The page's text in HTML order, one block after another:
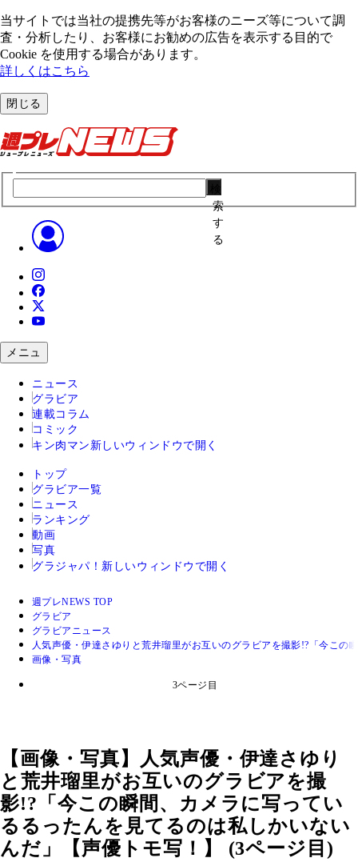
当サイトでは当社の提携先等がお客様のニーズ等について調
査・分析したり、お客様にお勧めの広告を表⽰する⽬的で
Cookie を使⽤する場合があります。
詳しくはこちら
閉じる
索
す
る
メニュ
ニュース
グラビア
連載コラム
コミック
キン肉マン 新しいウィンドウで開く
トップ
グラビア一覧
ニュース
ランキング
動画
写真
グラジャパ！ 新しいウィンドウで開く
週プレNEWS TOP
グラビア
グラビアニュース
人気声優・伊達さゆりと荒井瑠里がお互いのグラビアを撮影!?「今こ
画像・写真
3ページ目
【画像・写真】人気声優・伊達さゆり
と荒井瑠里がお互いのグラビアを撮
影!?「今この瞬間、カメラに写ってい
るるったんを見てるのは私しかいない
んだ」【声優トモ写！】 (3ページ目)